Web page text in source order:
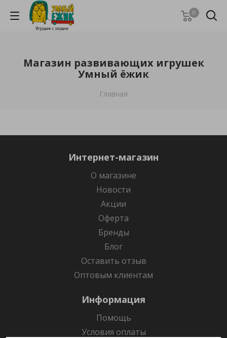
0
Магазин развивающих игрушек
Умный ёжик
Главная
Интернет-магазин
О магазине
Новости
Акции
Оферта
Бренды
Блог
Оставить отзыв
Оптовым клиентам
Информация
Помощь
Условия оплаты